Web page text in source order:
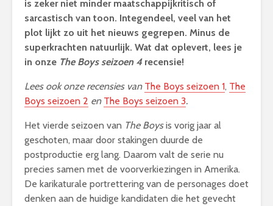
is zeker niet minder maatschappijkritisch of
sarcastisch van toon. Integendeel, veel van het
plot lijkt zo uit het nieuws gegrepen. Minus de
superkrachten natuurlijk. Wat dat oplevert, lees je
in onze The Boys seizoen 4 recensie!
Lees ook onze recensies van The Boys seizoen 1, The
Boys seizoen 2 en The Boys seizoen 3.
Het vierde seizoen van The Boysis vorig jaar al
geschoten, maar door stakingen duurde de
postproductie erg lang. Daarom valt de serie nu
precies samen met de voorverkiezingen in Amerika.
De karikaturale portrettering van de personages doet
denken aan de huidige kandidaten die het gevecht